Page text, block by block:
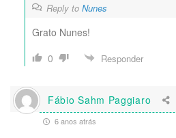
Reply to Nunes
Grato Nunes!
0
Responder
Fábio Sahm Paggiaro
6 anos atrás